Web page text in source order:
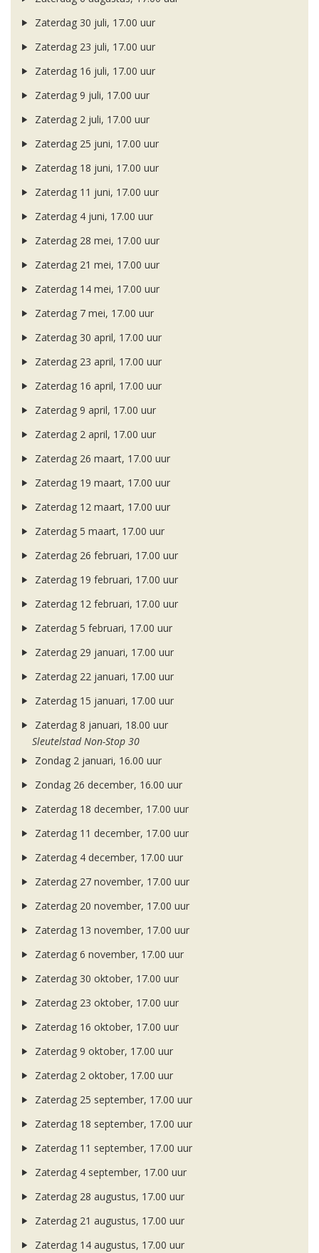
Zaterdag 30 juli, 17.00 uur
Zaterdag 23 juli, 17.00 uur
Zaterdag 16 juli, 17.00 uur
Zaterdag 9 juli, 17.00 uur
Zaterdag 2 juli, 17.00 uur
Zaterdag 25 juni, 17.00 uur
Zaterdag 18 juni, 17.00 uur
Zaterdag 11 juni, 17.00 uur
Zaterdag 4 juni, 17.00 uur
Zaterdag 28 mei, 17.00 uur
Zaterdag 21 mei, 17.00 uur
Zaterdag 14 mei, 17.00 uur
Zaterdag 7 mei, 17.00 uur
Zaterdag 30 april, 17.00 uur
Zaterdag 23 april, 17.00 uur
Zaterdag 16 april, 17.00 uur
Zaterdag 9 april, 17.00 uur
Zaterdag 2 april, 17.00 uur
Zaterdag 26 maart, 17.00 uur
Zaterdag 19 maart, 17.00 uur
Zaterdag 12 maart, 17.00 uur
Zaterdag 5 maart, 17.00 uur
Zaterdag 26 februari, 17.00 uur
Zaterdag 19 februari, 17.00 uur
Zaterdag 12 februari, 17.00 uur
Zaterdag 5 februari, 17.00 uur
Zaterdag 29 januari, 17.00 uur
Zaterdag 22 januari, 17.00 uur
Zaterdag 15 januari, 17.00 uur
Zaterdag 8 januari, 18.00 uur
Sleutelstad Non-Stop 30
Zondag 2 januari, 16.00 uur
Zondag 26 december, 16.00 uur
Zaterdag 18 december, 17.00 uur
Zaterdag 11 december, 17.00 uur
Zaterdag 4 december, 17.00 uur
Zaterdag 27 november, 17.00 uur
Zaterdag 20 november, 17.00 uur
Zaterdag 13 november, 17.00 uur
Zaterdag 6 november, 17.00 uur
Zaterdag 30 oktober, 17.00 uur
Zaterdag 23 oktober, 17.00 uur
Zaterdag 16 oktober, 17.00 uur
Zaterdag 9 oktober, 17.00 uur
Zaterdag 2 oktober, 17.00 uur
Zaterdag 25 september, 17.00 uur
Zaterdag 18 september, 17.00 uur
Zaterdag 11 september, 17.00 uur
Zaterdag 4 september, 17.00 uur
Zaterdag 28 augustus, 17.00 uur
Zaterdag 21 augustus, 17.00 uur
Zaterdag 14 augustus, 17.00 uur